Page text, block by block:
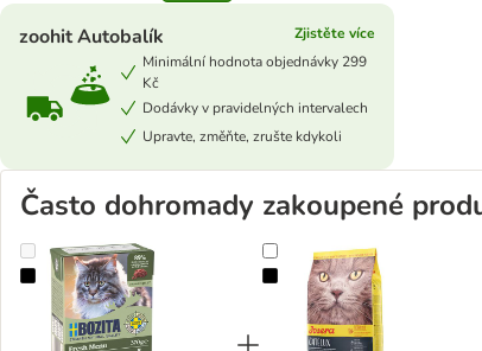
zoohit Autobalík
Zjistěte více
Minimální hodnota objednávky 299
Kč
Dodávky v pravidelných intervalech
Upravte, změňte, zrušte kdykoli
Často dohromady zakoupené
Bozita kousky v želé 12 x 370 g Josera Catelux